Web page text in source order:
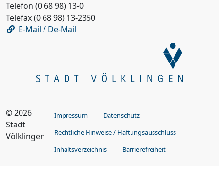
Telefon (0 68 98) 13-0
Telefax (0 68 98) 13-2350
E-Mail / De-Mail
© 2026
Stadt
Völklingen
Impressum
Datenschutz
Rechtliche Hinweise / Haftungsausschluss
Inhaltsverzeichnis
Barrierefreiheit